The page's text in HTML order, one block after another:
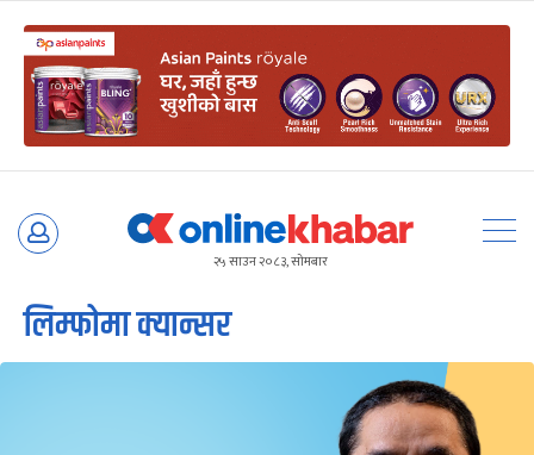
Skip
२५ साउन २०८३, सोमबार
लिम्फोमा क्यान्सर